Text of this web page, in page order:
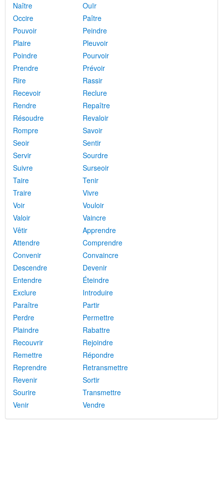
Naître
Ouïr
Occire
Paître
Pouvoir
Peindre
Plaire
Pleuvoir
Poindre
Pourvoir
Prendre
Prévoir
Rire
Rassir
Recevoir
Reclure
Rendre
Repaître
Résoudre
Revaloir
Rompre
Savoir
Seoir
Sentir
Servir
Sourdre
Suivre
Surseoir
Taire
Tenir
Traire
Vivre
Voir
Vouloir
Valoir
Vaincre
Vêtir
Apprendre
Attendre
Comprendre
Convenir
Convaincre
Descendre
Devenir
Entendre
Éteindre
Exclure
Introduire
Paraître
Partir
Perdre
Permettre
Plaindre
Rabattre
Recouvrir
Rejoindre
Remettre
Répondre
Reprendre
Retransmettre
Revenir
Sortir
Sourire
Transmettre
Venir
Vendre